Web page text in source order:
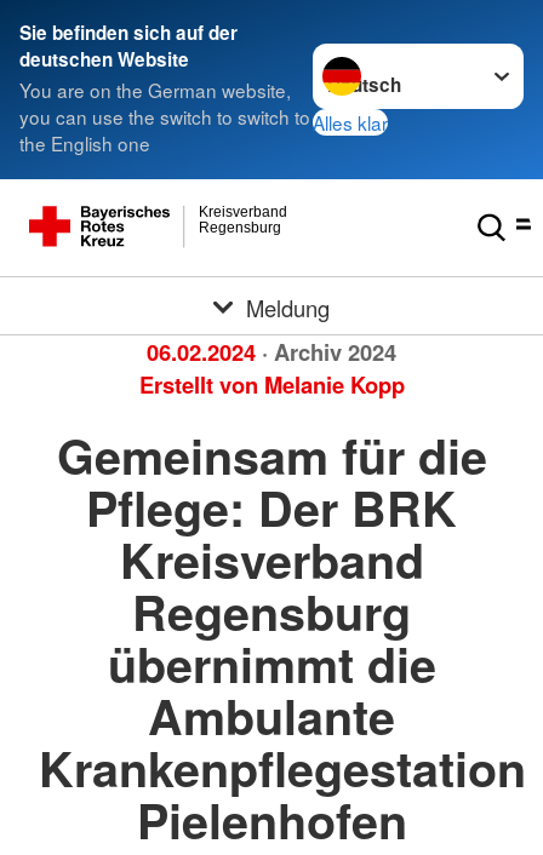
Sie befinden sich auf der
deutschen Website
You are on the German website,
you can use the switch to switch to
the English one
Sprache wechseln zu
Alles klar
Regensburg
Kreisverband
Meldung
06.02.2024 · Archiv 2024
Erstellt von Melanie Kopp
Gemeinsam für die
Pflege: Der BRK
Kreisverband
Regensburg
übernimmt die
Ambulante
Krankenpflegestation
Pielenhofen